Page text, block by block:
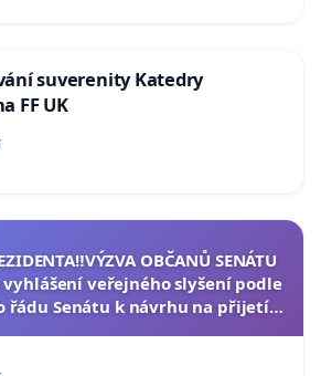
suverenity Katedry
FF UK
OBČANŮ SENÁTU
vyhlášení veřejného slyšení podle
řádu Senátu k návrhu na přijetí